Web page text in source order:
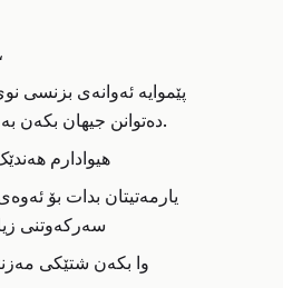
وەک پێشتر وتم،
پێموایە ئەوانەی بزنسی
دەتوانن جیهان بکەن بە شوێنێکی باشتر.
هیوادارم
یارمەتیتان بدات بۆ
سەرکەوتنی
وا بکەن شتێکی